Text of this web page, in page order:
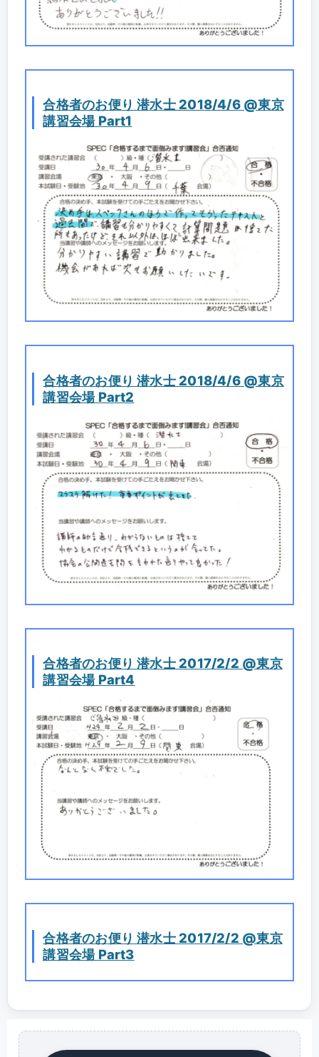
合格者のお便り 潜水士 2018/4/6 @東京
講習会場 Part1
合格者のお便り 潜水士 2018/4/6 @東京
講習会場 Part2
合格者のお便り 潜水士 2017/2/2 @東京
講習会場 Part4
合格者のお便り 潜水士 2017/2/2 @東京
講習会場 Part3